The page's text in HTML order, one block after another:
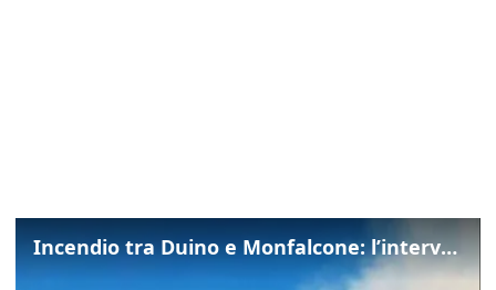
Incendio tra Duino e Monfalcone: l’intervento dei vigili del fuoco